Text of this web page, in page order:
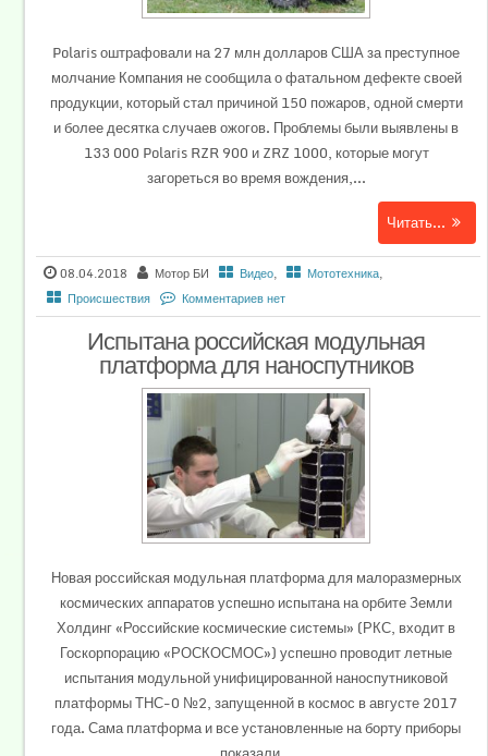
Polaris оштрафовали на 27 млн долларов США за преступное
молчание Компания не сообщила о фатальном дефекте своей
продукции, который стал причиной 150 пожаров, одной смерти
и более десятка случаев ожогов. Проблемы были выявлены в
133 000 Polaris RZR 900 и ZRZ 1000, которые могут
загореться во время вождения,...
Читать...
08.04.2018 Мотор БИ Видео, Мототехника,
Происшествия
Комментариев нет
Испытана российская модульная
платформа для наноспутников
Новая российская модульная платформа для малоразмерных
космических аппаратов успешно испытана на орбите Земли
Холдинг «Российские космические системы» (РКС, входит в
Госкорпорацию «РОСКОСМОС») успешно проводит летные
испытания модульной унифицированной наноспутниковой
платформы ТНС-0 №2, запущенной в космос в августе 2017
года. Сама платформа и все установленные на борту приборы